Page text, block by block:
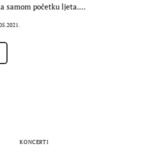
samom početku ljeta.…
KONCERTI